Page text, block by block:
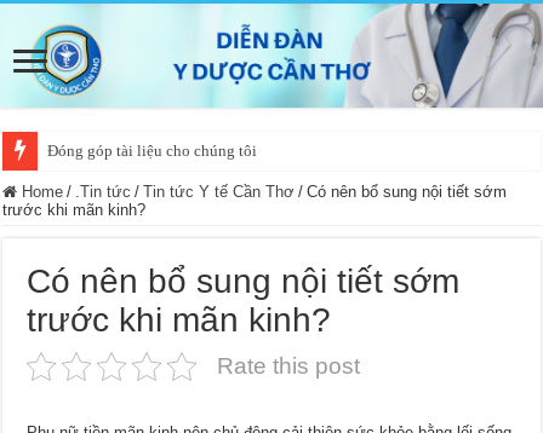
Đóng góp tài liệu cho chúng tôi
Home / .Tin tức / Tin tức Y tế Cần Thơ / Có nên bổ sung nội tiết sớm
trước khi mãn kinh?
Có nên bổ sung nội tiết sớm
trước khi mãn kinh?
Rate this post